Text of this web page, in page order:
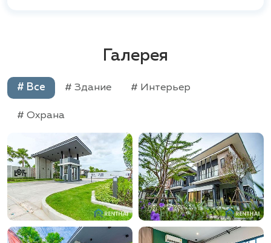
внимание к деталям.Галерея
# Все # Здание # Интерьер
# Охрана